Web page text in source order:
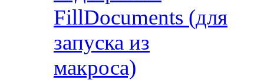
FillDocuments (для
запуска из
макроса)